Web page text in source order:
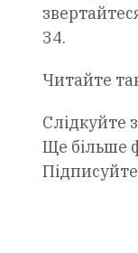
34.
Читайте
Слідкуйте
Ще більше